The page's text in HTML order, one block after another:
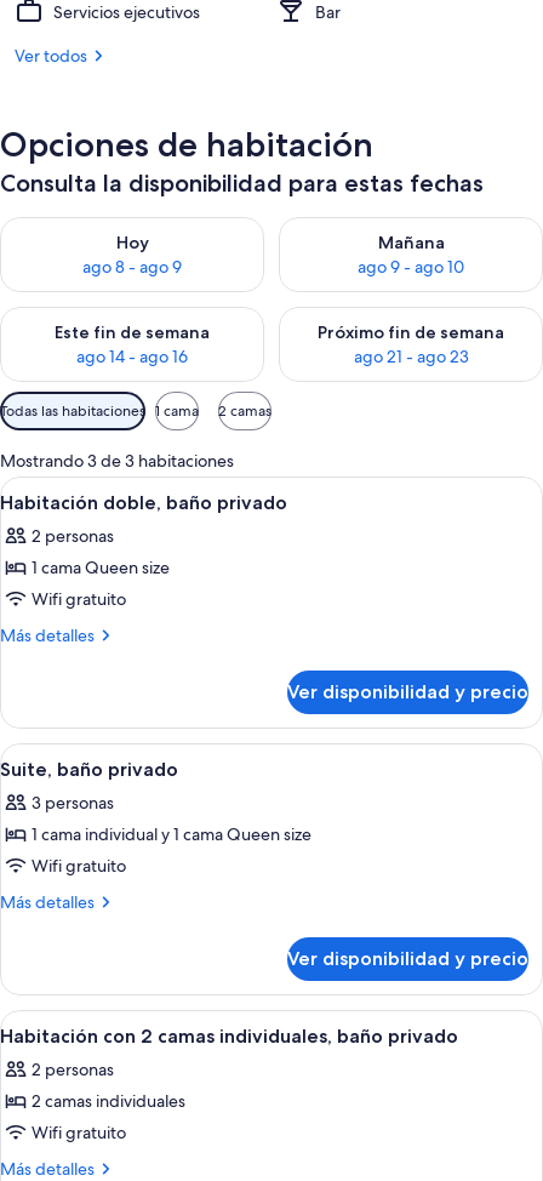
Servicios ejecutivos
Bar
Ver todos
Opciones de habitación
Consulta la disponibilidad para estas fechas
Hoy
ago 8 - ago 9
Consulta la disponibilidad para hoy ago 8 - ago 9
Mañana
ago 9 - ago 10
Consulta la disponibilidad
Este fin de semana
ago 14 - ago 16
Consulta la disponibilidad para este fin de semana ago 14 -
Próximo fin de semana
ago 21 - ago 23
Consulta la disponibilidad
Filtros
disponibles
para
las
habitaciones
Todas las habitaciones 1 cama 2 camas
Mostrando 3 de 3 habitaciones
Ver
todas
las
fotos
de
Habitación
privado
3
Habitación doble, baño privado
2 personas
1 cama Queen size
Wifi gratuito
Más detalles
Más
doble,
baño
privado
Ver disponibilidad y precio
Ver
todas
las
fotos
de
Suite,
Una habitación de hotel con dos
3
Suite, baño privado
3 personas
1 cama individual y 1 cama Queen size
Wifi gratuito
Más detalles
Más
baño
privado
Ver disponibilidad y precio
Ver
todas
las
fotos
de
Habitación
Habitación de hotel con dos camas,
3
Habitación con 2 camas individuales, baño privado
2 personas
2 camas individuales
Wifi gratuito
Más detalles
Más